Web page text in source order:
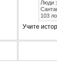
Люди
103
Учите